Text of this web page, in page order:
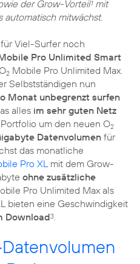
der Grow-Vorteil1mit
automatisch mitwächst.
Viel-Surfer noch
Pro Unlimited Smart
2 Mobile Pro Unlimited Max.
Selbstständigen nun
Monat unbegrenzt surfen
alles im sehr guten Netz
Portfolio um den neuen O2
Datenvolumen für
das monatliche
Pro XL mit dem Grow-
ohne zusätzliche
Pro Unlimited Max als
bieten eine Geschwindigkeit
Download3